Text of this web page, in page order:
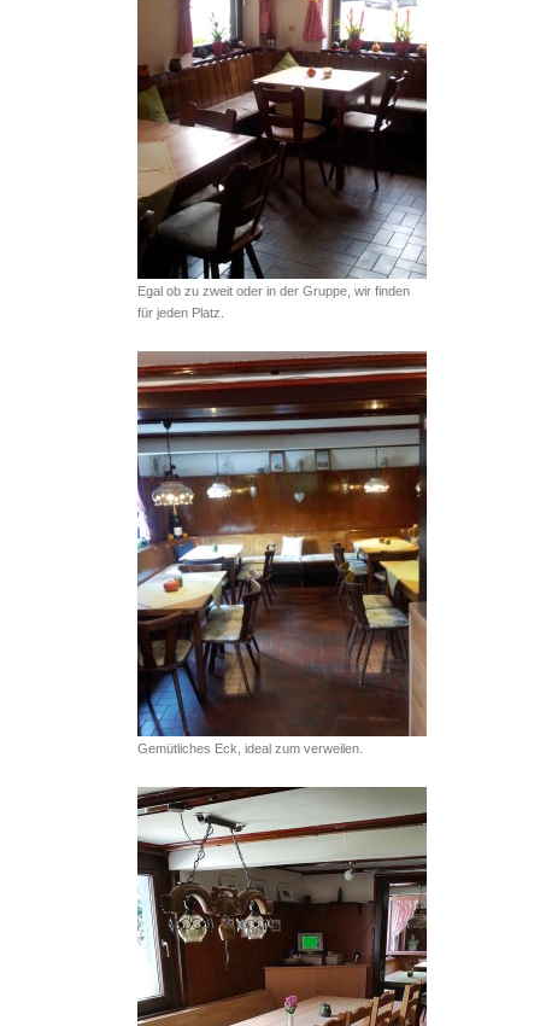
Egal ob zu zweit oder in der Gruppe, wir finden
für jeden Platz.
Gemütliches Eck, ideal zum verweilen.